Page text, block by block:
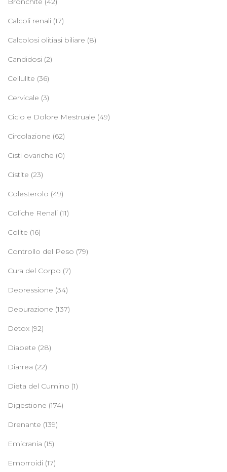
Calcoli renali (17)
Calcolosi olitiasi biliare (8)
Candidosi (2)
Cellulite (36)
Cervicale (3)
Ciclo e Dolore Mestruale (49)
Circolazione (62)
Cisti ovariche (0)
Cistite (23)
Colesterolo (49)
Coliche Renali (11)
Colite (16)
Controllo del Peso (79)
Cura del Corpo (7)
Depressione (34)
Depurazione (137)
Detox (92)
Diabete (28)
Diarrea (22)
Dieta del Cumino (1)
Digestione (174)
Drenante (139)
Emicrania (15)
Emorroidi (17)